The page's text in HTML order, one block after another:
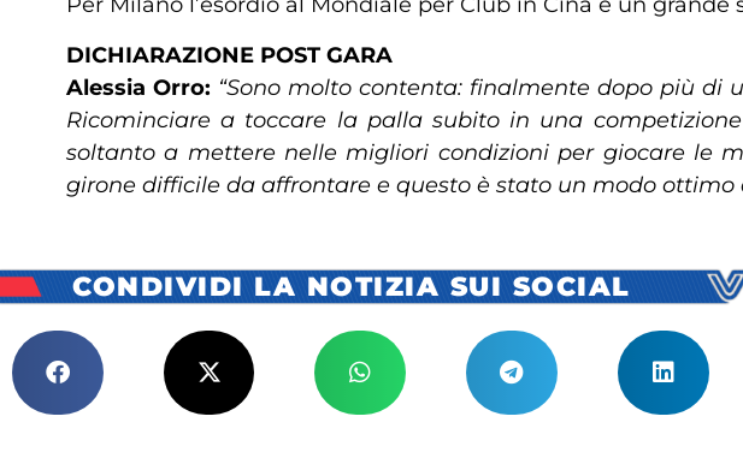
DICHIARAZIONE POST GARA
Alessia Orro: “Sono molto contenta: finalmente dopo più di
Ricominciare a toccare la palla subito in una
soltanto a mettere nelle migliori condizioni per giocare le
girone difficile da affrontare e questo è stato un modo
CONDIVIDI LA NOTIZIA SUI SOCIAL